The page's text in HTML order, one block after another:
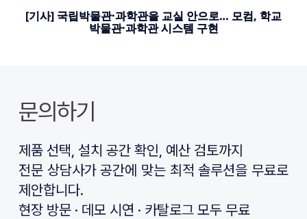
[기사] 국립박물관·과학관을 교실 안으로… 모컴, 학교
박물관·과학관 시스템 구현
문의하기
제품 선택, 설치 공간 확인, 예산 검토까지
전문 상담사가 공간에 맞는 최적 솔루션을 무료로
제안합니다.
현장 방문 · 데모 시연 · 카탈로그 모두 무료